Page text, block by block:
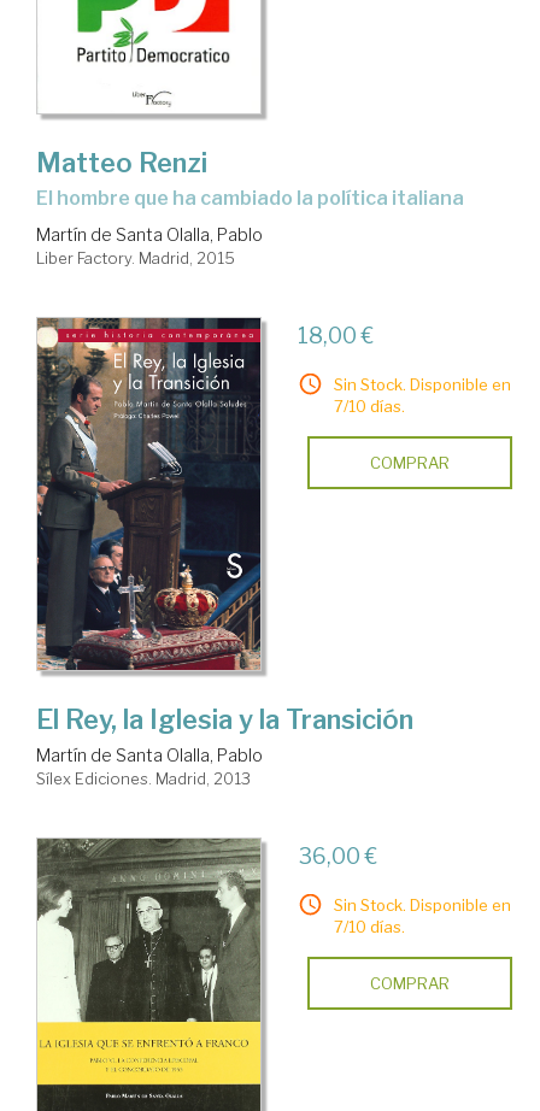
Matteo Renzi
el hombre que ha cambiado la política italiana
Martín de Santa Olalla, Pablo
Liber Factory. Madrid, 2015
18,00 €
Sin Stock. Disponible en
7/10 días.
COMPRAR
El Rey, la Iglesia y la Transición
Martín de Santa Olalla, Pablo
Sílex Ediciones. Madrid, 2013
36,00 €
Sin Stock. Disponible en
7/10 días.
COMPRAR